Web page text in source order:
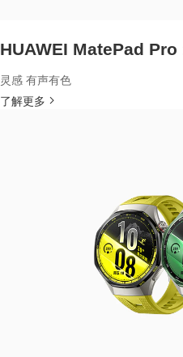
HUAWEI MatePad Pro
灵感 有声有色
了解更多